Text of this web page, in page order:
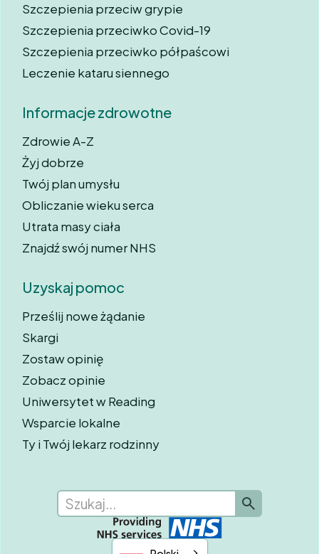
Szczepienia przeciw grypie
Szczepienia przeciwko Covid-19
Szczepienia przeciwko półpaścowi
Leczenie kataru siennego
Informacje zdrowotne
Zdrowie A-Z
Żyj dobrze
Twój plan umysłu
Obliczanie wieku serca
Utrata masy ciała
Znajdź swój numer NHS
Uzyskaj pomoc
Prześlij nowe żądanie
Skargi
Zostaw opinię
Zobacz opinie
Uniwersytet w Reading
Wsparcie lokalne
Ty i Twój lekarz rodzinny